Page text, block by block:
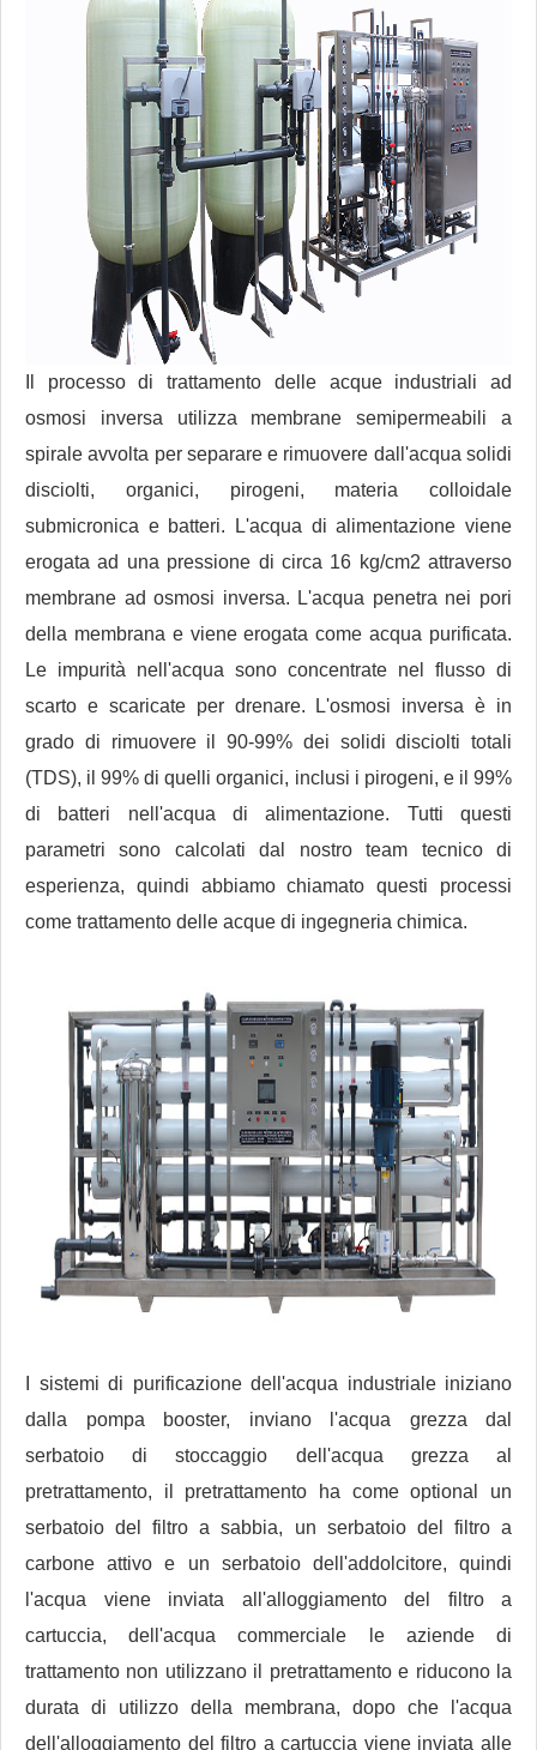
Il processo di trattamento delle acque industriali ad
osmosi inversa utilizza membrane semipermeabili a
spirale avvolta per separare e rimuovere dall'acqua solidi
disciolti, organici, pirogeni, materia colloidale
submicronica e batteri. L'acqua di alimentazione viene
erogata ad una pressione di circa 16 kg/cm2 attraverso
membrane ad osmosi inversa. L'acqua penetra nei pori
della membrana e viene erogata come acqua purificata.
Le impurità nell'acqua sono concentrate nel flusso di
scarto e scaricate per drenare. L'osmosi inversa è in
grado di rimuovere il 90-99% dei solidi disciolti totali
(TDS), il 99% di quelli organici, inclusi i pirogeni, e il 99%
di batteri nell'acqua di alimentazione. Tutti questi
parametri sono calcolati dal nostro team tecnico di
esperienza, quindi abbiamo chiamato questi processi
come trattamento delle acque di ingegneria chimica.
I sistemi di purificazione dell'acqua industriale iniziano
dalla pompa booster, inviano l'acqua grezza dal
serbatoio di stoccaggio dell'acqua grezza al
pretrattamento, il pretrattamento ha come optional un
serbatoio del filtro a sabbia, un serbatoio del filtro a
carbone attivo e un serbatoio dell'addolcitore, quindi
l'acqua viene inviata all'alloggiamento del filtro a
cartuccia, dell'acqua commerciale le aziende di
trattamento non utilizzano il pretrattamento e riducono la
durata di utilizzo della membrana, dopo che l'acqua
dell'alloggiamento del filtro a cartuccia viene inviata alle